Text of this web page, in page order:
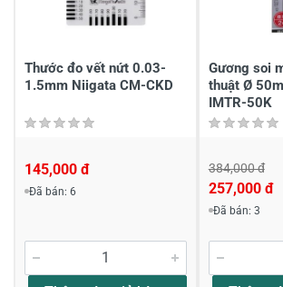
Chia sẻ nhận xét về sản
Đánh giá sao
Thước đo vết nứt 0.03-
1.5mm Niigata CM-CKD
145,000 đ
Đã bán: 6
Gương soi
thuật Ø
IMTR-50K
384,000 đ
257,000 đ
Đã bán: 3